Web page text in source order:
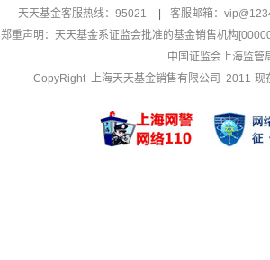
天天基金客服热线：95021 客服邮箱：
郑重声明： 天天基金系证监会批准的基金销售机构
中国证监会上海监管
CopyRight 上海天天基金销售有限公司 2011-